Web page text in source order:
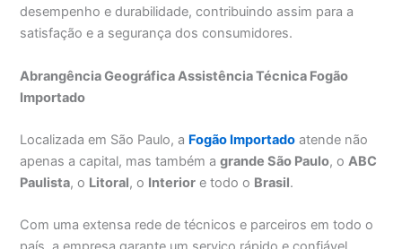
desempenho e durabilidade, contribuindo assim para a
satisfação e a segurança dos consumidores.
Abrangência Geográfica Assistência Técnica Fogão
Importado
Localizada em São Paulo, a Fogão Importado atende não
apenas a capital, mas também agrande São Paulo, oABC
Paulista, o Litoral, o Interior e todo o Brasil.
Com uma extensa rede de técnicos e parceiros em todo o